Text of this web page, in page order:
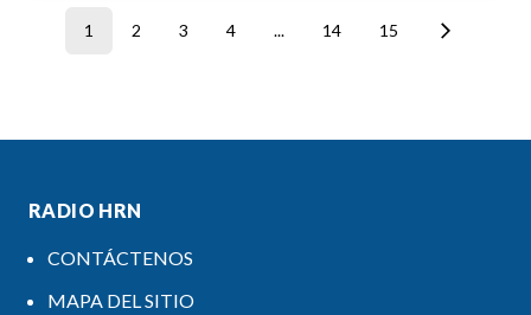
1 2 3 4 ... 14 15
RADIO HRN
CONTÁCTENOS
MAPA DEL SITIO